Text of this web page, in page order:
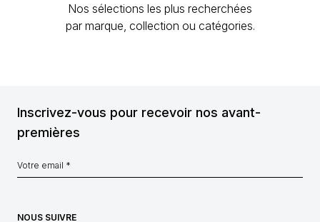
Nos sélections les plus recherchées
par marque, collection ou catégories.
Inscrivez-vous pour recevoir nos avant-
premières
NOUS SUIVRE